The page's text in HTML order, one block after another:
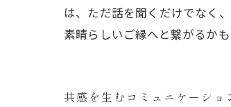
は、ただ話を聞くだけでなく
素晴らしいご縁へと繋がるかも
共感を生むコミュニケーシ